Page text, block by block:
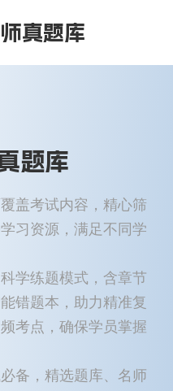
真题库
题库
盖考试内容，精心筛
习资源，满足不同学
学练题模式，含章节
错题本，助力精准复
考点，确保学员掌握
备，精选题库、名师